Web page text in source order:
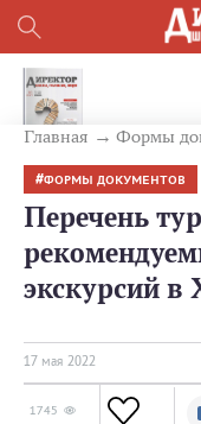
Главная Формы
ФОРМЫ ДОКУМЕНТОВ
Перечень
экскурсий в
17 мая 2022
1745